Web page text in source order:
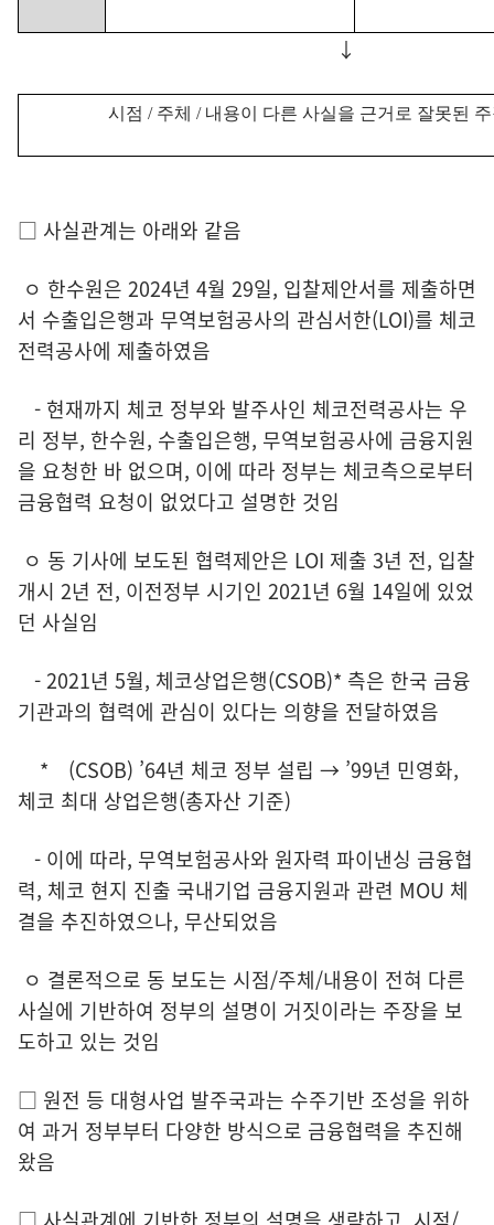
↓
시점 / 주체 / 내용이 다른 사실을 근거로 잘못된
□ 사실관계는 아래와 같음
ㅇ 한수원은 2024년 4월 29일, 입찰제안서를 제출하면
서 수출입은행과 무역보험공사의 관심서한(LOI)를 체코
전력공사에 제출하였음
- 현재까지 체코 정부와 발주사인 체코전력공사는 우
리 정부, 한수원, 수출입은행, 무역보험공사에 금융지원
을 요청한 바 없으며, 이에 따라 정부는 체코측으로부터
금융협력 요청이 없었다고 설명한 것임
ㅇ 동 기사에 보도된 협력제안은 LOI 제출 3년 전, 입찰
개시 2년 전, 이전정부 시기인 2021년 6월 14일에 있었
던 사실임
- 2021년 5월, 체코상업은행(CSOB)* 측은 한국 금융
기관과의 협력에 관심이 있다는 의향을 전달하였음
* (CSOB) ’64년 체코 정부 설립 → ’99년 민영화,
체코 최대 상업은행(총자산 기준)
- 이에 따라, 무역보험공사와 원자력 파이낸싱 금융협
력, 체코 현지 진출 국내기업 금융지원과 관련 MOU 체
결을 추진하였으나, 무산되었음
ㅇ 결론적으로 동 보도는 시점/주체/내용이 전혀 다른
사실에 기반하여 정부의 설명이 거짓이라는 주장을 보
도하고 있는 것임
□ 원전 등 대형사업 발주국과는 수주기반 조성을 위하
여 과거 정부부터 다양한 방식으로 금융협력을 추진해
왔음